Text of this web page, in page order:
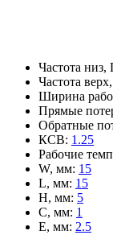
Частота низ,
Частота
Ширина
Прямые
Обратные
КСВ: 1.25
Рабочие
W, мм: 15
L, мм: 15
H, мм: 5
C, мм: 1
E, мм: 2.5